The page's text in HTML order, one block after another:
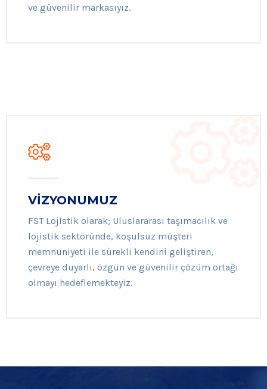
ve güvenilir markasıyız.
VİZYONUMUZ
FST Lojistik olarak; Uluslararası taşımacılık ve
lojistik sektöründe, koşulsuz müşteri
memnuniyeti ile sürekli kendini geliştiren,
çevreye duyarlı, özgün ve güvenilir çözüm ortağı
olmayı hedeflemekteyiz.